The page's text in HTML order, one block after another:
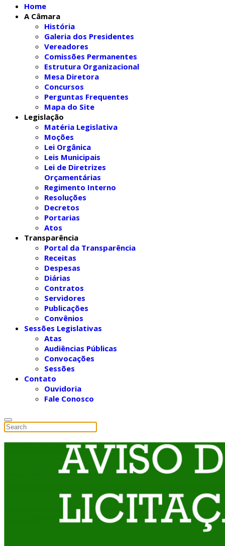
Home
A Câmara
História
Galeria dos Presidentes
Vereadores
Comissões Permanentes
Estrutura Organizacional
Mesa Diretora
Concursos
Perguntas Frequentes
Mapa do Site
Legislação
Matéria Legislativa
Moções
Lei Orgânica
Leis Municipais
Lei de Diretrizes
Orçamentárias
Regimento Interno
Resoluções
Decretos
Portarias
Atos
Transparência
Portal da Transparência
Receitas
Despesas
Diárias
Contratos
Servidores
Publicações
Convênios
Sessões Legislativas
Atas
Audiências Públicas
Convocações
Sessões
Contato
Ouvidoria
Fale Conosco